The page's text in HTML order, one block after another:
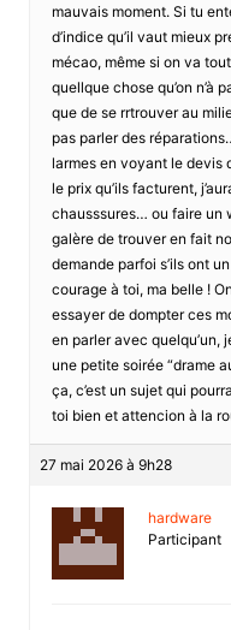
mauvais moment. Si tu
d’indice qu’il vaut mieux
mécao, même si on va
quellque chose qu’on n’à
que de se rrtrouver au
pas parler des
larmes en voyant le devis
le prix qu’ils facturent,
chausssures… ou faire un
galère de trouver en fait
demande parfoi s’ils ont
courage à toi, ma belle !
essayer de dompter ces
en parler avec quelqu’un,
une petite soirée “drame
ça, c’est un sujet qui
toi bien et attencion à la
27 mai 2026 à 9h28
hardware
Participant